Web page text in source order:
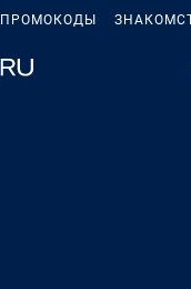
ПРОМОКОДЫ